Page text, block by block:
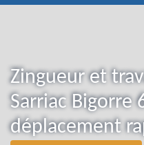
Zingueur et
Sarriac Bigorre
déplacement